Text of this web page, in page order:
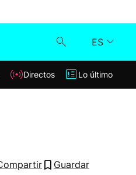
ES
Klisk
Directos Lo último
Guardar